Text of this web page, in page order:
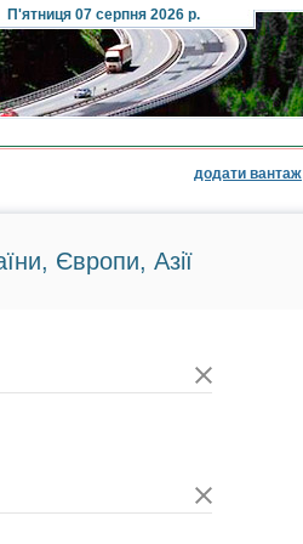
П'ятниця07 серпня 2026 р.
додати вантаж
Європи, Азії